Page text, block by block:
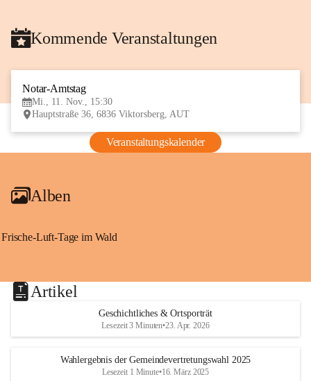
Kommende Veranstaltungen
Notar-Amtstag
Mi., 11. Nov., 15:30
Hauptstraße 36, 6836 Viktorsberg, AUT
Veranstaltungskalender
Alben
Frische-Luft-Tage im Wald
Artikel
Geschichtliches & Ortsporträt
Lesezeit 3 Minuten•23. Apr. 2026
Wahlergebnis der Gemeindevertretungswahl 2025
Lesezeit 1 Minute•16. März 2025